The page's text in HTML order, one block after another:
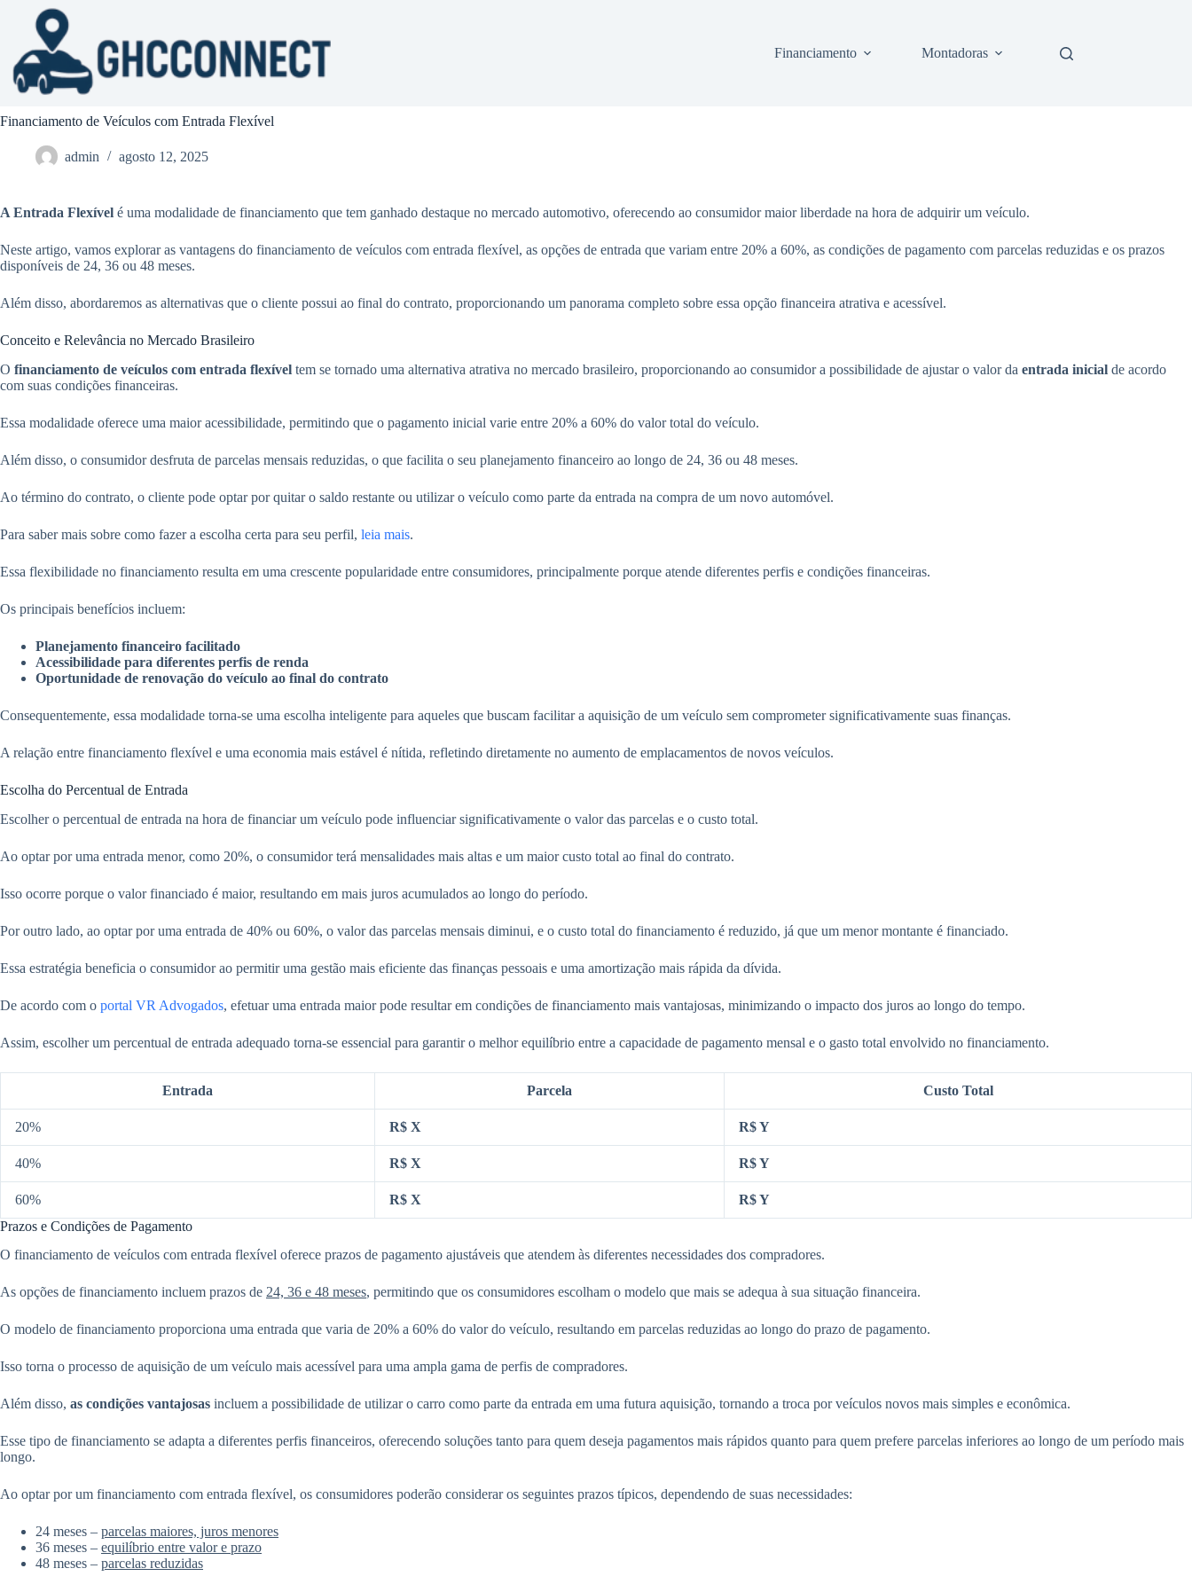
conteúdo
Financiamento Montadoras
Financiamento de Veículos com Entrada Flexível
admin agosto 12, 2025
A Entrada Flexível é uma modalidade de financiamento que tem ganhado destaque no mercado automotivo, oferecendo ao consumidor maior liberdade na hora de adquirir um veículo.
Neste artigo, vamos explorar as vantagens do financiamento de veículos com entrada flexível, as opções de entrada que variam entre 20% a 60%, as condições de pagamento com parcelas reduzidas e os prazos
disponíveis de 24, 36 ou 48 meses.
Além disso, abordaremos as alternativas que o cliente possui ao final do contrato, proporcionando um panorama completo sobre essa opção financeira atrativa e acessível.
Conceito e Relevância no Mercado Brasileiro
O financiamento de veículos com entrada flexível tem se tornado uma alternativa atrativa no mercado brasileiro, proporcionando ao consumidor a possibilidade de ajustar o valor da entrada inicial de acordo
com suas condições financeiras.
Essa modalidade oferece uma maior acessibilidade, permitindo que o pagamento inicial varie entre 20% a 60% do valor total do veículo.
Além disso, o consumidor desfruta de parcelas mensais reduzidas, o que facilita o seu planejamento financeiro ao longo de 24, 36 ou 48 meses.
Ao término do contrato, o cliente pode optar por quitar o saldo restante ou utilizar o veículo como parte da entrada na compra de um novo automóvel.
Para saber mais sobre como fazer a escolha certa para seu perfil, leia mais.
Essa flexibilidade no financiamento resulta em uma crescente popularidade entre consumidores, principalmente porque atende diferentes perfis e condições financeiras.
Os principais benefícios incluem:
Planejamento financeiro facilitado
Acessibilidade para diferentes perfis de renda
Oportunidade de renovação do veículo ao final do contrato
Consequentemente, essa modalidade torna-se uma escolha inteligente para aqueles que buscam facilitar a aquisição de um veículo sem comprometer significativamente suas finanças.
A relação entre financiamento flexível e uma economia mais estável é nítida, refletindo diretamente no aumento de emplacamentos de novos veículos.
Escolha do Percentual de Entrada
Escolher o percentual de entrada na hora de financiar um veículo pode influenciar significativamente o valor das parcelas e o custo total.
Ao optar por uma entrada menor, como 20%, o consumidor terá mensalidades mais altas e um maior custo total ao final do contrato.
Isso ocorre porque o valor financiado é maior, resultando em mais juros acumulados ao longo do período.
Por outro lado, ao optar por uma entrada de 40% ou 60%, o valor das parcelas mensais diminui, e o custo total do financiamento é reduzido, já que um menor montante é financiado.
Essa estratégia beneficia o consumidor ao permitir uma gestão mais eficiente das finanças pessoais e uma amortização mais rápida da dívida.
De acordo com o portal VR Advogados, efetuar uma entrada maior pode resultar em condições de financiamento mais vantajosas, minimizando o impacto dos juros ao longo do tempo.
Assim, escolher um percentual de entrada adequado torna-se essencial para garantir o melhor equilíbrio entre a capacidade de pagamento mensal e o gasto total envolvido no financiamento.
Entrada Parcela Custo Total
20% R$ X R$ Y
40% R$ X R$ Y
60% R$ X
R$ Y
Prazos e Condições de Pagamento
O financiamento de veículos com entrada flexível oferece prazos de pagamento ajustáveis que atendem às diferentes necessidades dos compradores.
As opções de financiamento incluem prazos de 24, 36 e 48 meses, permitindo que os consumidores escolham o modelo que mais se adequa à sua situação financeira.
O modelo de financiamento proporciona uma entrada que varia de 20% a 60% do valor do veículo, resultando em parcelas reduzidas ao longo do prazo de pagamento.
Isso torna o processo de aquisição de um veículo mais acessível para uma ampla gama de perfis de compradores.
Além disso, as condições vantajosas incluem a possibilidade de utilizar o carro como parte da entrada em uma futura aquisição, tornando a troca por veículos novos mais simples e econômica.
Esse tipo de financiamento se adapta a diferentes perfis financeiros, oferecendo soluções tanto para quem deseja pagamentos mais rápidos quanto para quem prefere parcelas inferiores ao longo de um período mais
longo.
Ao optar por um financiamento com entrada flexível, os consumidores poderão considerar os seguintes prazos típicos, dependendo de suas necessidades:
24 meses – parcelas maiores, juros menores
36 meses – equilíbrio entre valor e prazo
48 meses – parcelas reduzidas